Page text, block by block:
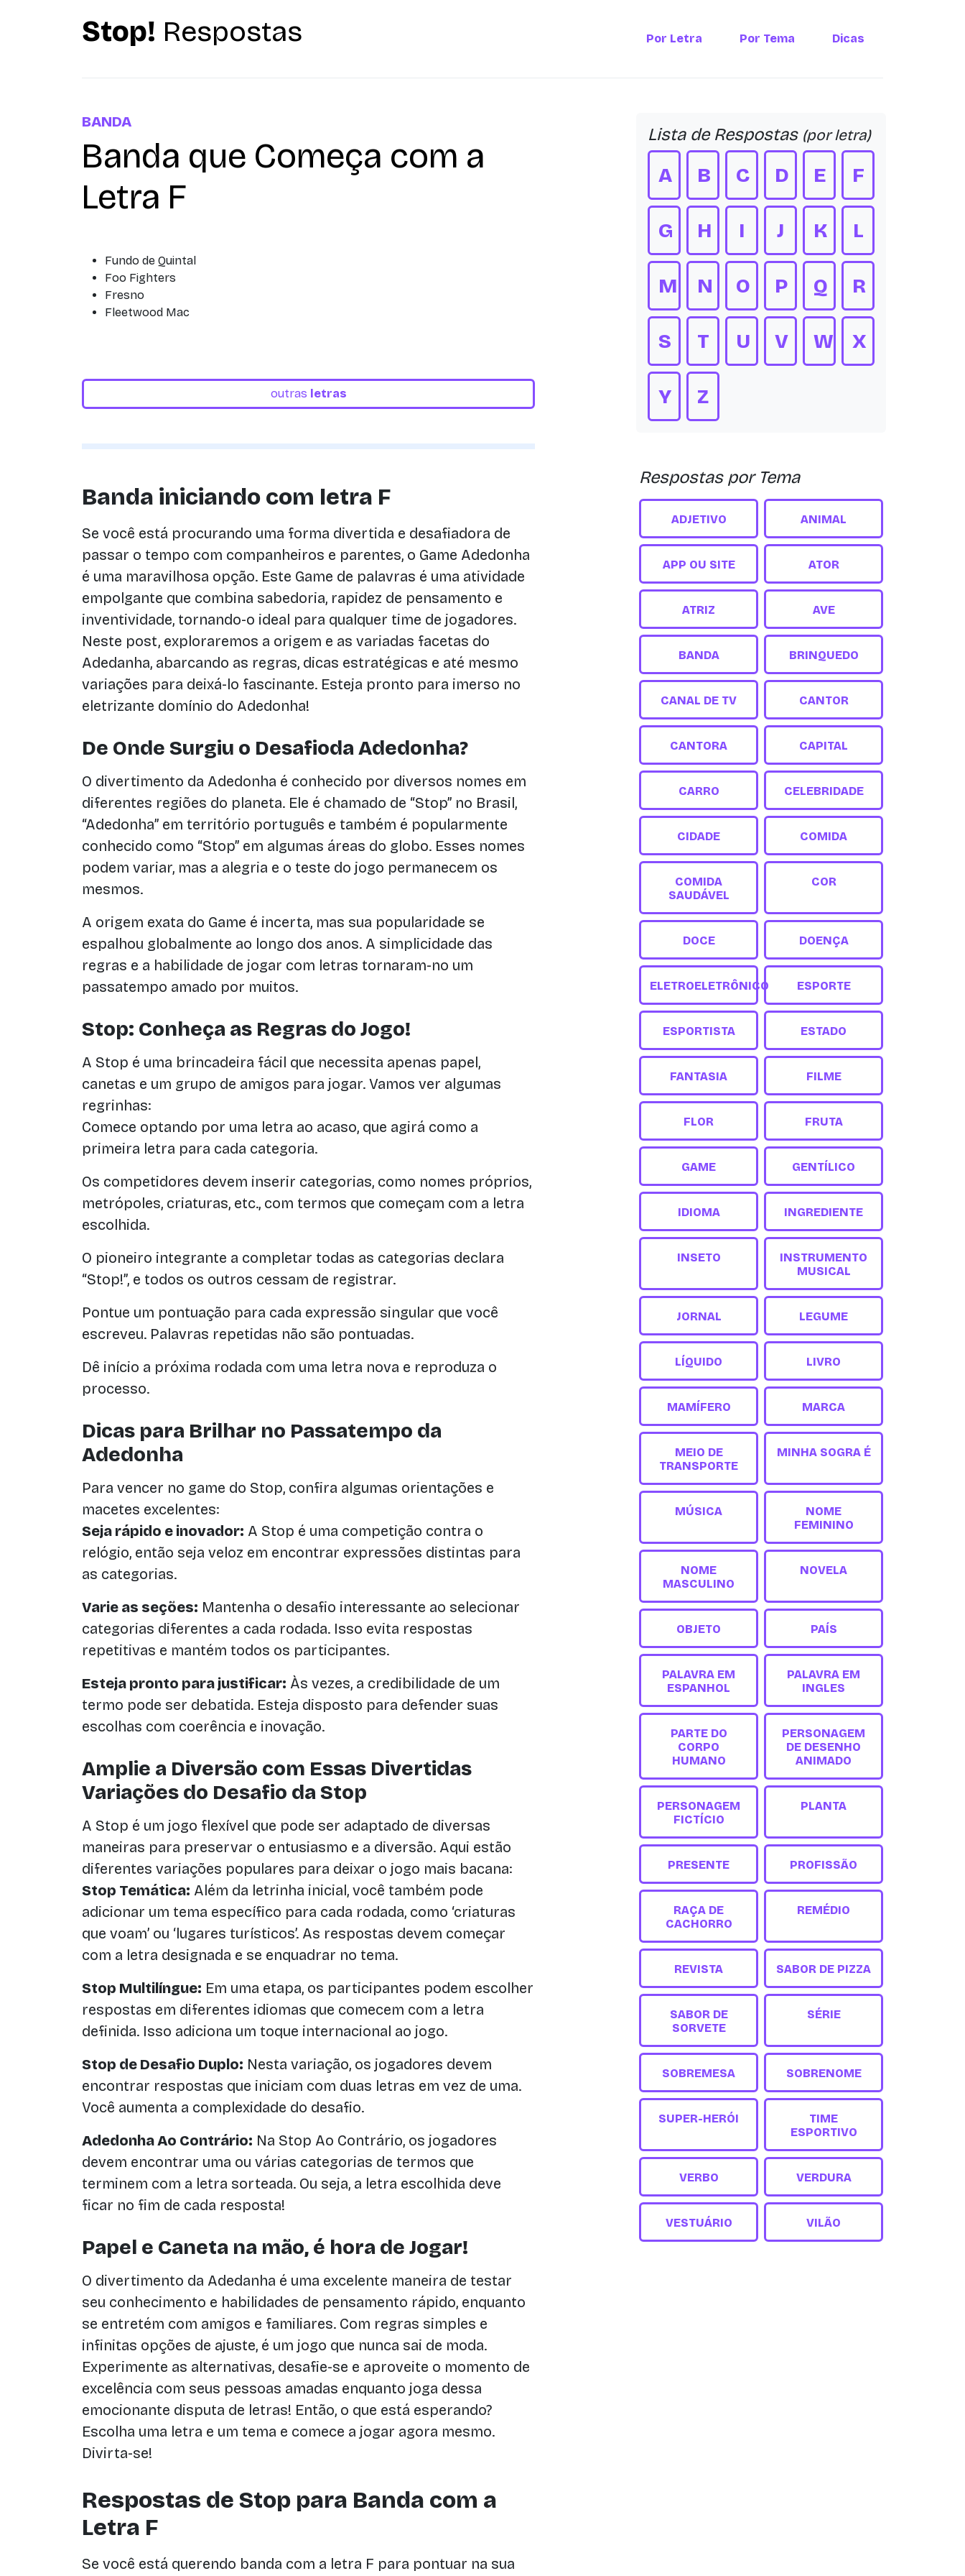
Stop! Respostas Por Letra Por Tema Dicas
BANDA
Banda que Começa com a
Letra F
Fundo de Quintal
Foo Fighters
Fresno
Fleetwood Mac
outras letras
Banda iniciando com letra F
Se você está procurando uma forma divertida e desafiadora de
passar o tempo com companheiros e parentes, o Game Adedonha
é uma maravilhosa opção. Este Game de palavras é uma atividade
empolgante que combina sabedoria, rapidez de pensamento e
inventividade, tornando-o ideal para qualquer time de jogadores.
Neste post, exploraremos a origem e as variadas facetas do
Adedanha, abarcando as regras, dicas estratégicas e até mesmo
variações para deixá-lo fascinante. Esteja pronto para imerso no
eletrizante domínio do Adedonha!
De Onde Surgiu o Desafioda Adedonha?
O divertimento da Adedonha é conhecido por diversos nomes em
diferentes regiões do planeta. Ele é chamado de “Stop” no Brasil,
“Adedonha” em território português e também é popularmente
conhecido como “Stop” em algumas áreas do globo. Esses nomes
podem variar, mas a alegria e o teste do jogo permanecem os
mesmos.
A origem exata do Game é incerta, mas sua popularidade se
espalhou globalmente ao longo dos anos. A simplicidade das
regras e a habilidade de jogar com letras tornaram-no um
passatempo amado por muitos.
Stop: Conheça as Regras do Jogo!
A Stop é uma brincadeira fácil que necessita apenas papel,
canetas e um grupo de amigos para jogar. Vamos ver algumas
regrinhas:
Comece optando por uma letra ao acaso, que agirá como a
primeira letra para cada categoria.
Os competidores devem inserir categorias, como nomes próprios,
metrópoles, criaturas, etc., com termos que começam com a letra
escolhida.
O pioneiro integrante a completar todas as categorias declara
“Stop!”, e todos os outros cessam de registrar.
Pontue um pontuação para cada expressão singular que você
escreveu. Palavras repetidas não são pontuadas.
Dê início a próxima rodada com uma letra nova e reproduza o
processo.
Dicas para Brilhar no Passatempo da
Adedonha
Para vencer no game do Stop, confira algumas orientações e
macetes excelentes:
Seja rápido e inovador: A Stop é uma competição contra o
relógio, então seja veloz em encontrar expressões distintas para
as categorias.
Varie as seções: Mantenha o desafio interessante ao selecionar
categorias diferentes a cada rodada. Isso evita respostas
repetitivas e mantém todos os participantes.
Esteja pronto para justificar: Às vezes, a credibilidade de um
termo pode ser debatida. Esteja disposto para defender suas
escolhas com coerência e inovação.
Amplie a Diversão com Essas Divertidas
Variações do Desafio da Stop
A Stop é um jogo flexível que pode ser adaptado de diversas
maneiras para preservar o entusiasmo e a diversão. Aqui estão
diferentes variações populares para deixar o jogo mais bacana:
Stop Temática: Além da letrinha inicial, você também pode
adicionar um tema específico para cada rodada, como ‘criaturas
que voam’ ou ‘lugares turísticos’. As respostas devem começar
com a letra designada e se enquadrar no tema.
Stop Multilíngue: Em uma etapa, os participantes podem escolher
respostas em diferentes idiomas que comecem com a letra
definida. Isso adiciona um toque internacional ao jogo.
Stop de Desafio Duplo: Nesta variação, os jogadores devem
encontrar respostas que iniciam com duas letras em vez de uma.
Você aumenta a complexidade do desafio.
Adedonha Ao Contrário: Na Stop Ao Contrário, os jogadores
devem encontrar uma ou várias categorias de termos que
terminem com a letra sorteada. Ou seja, a letra escolhida deve
ficar no fim de cada resposta!
Papel e Caneta na mão, é hora de Jogar!
O divertimento da Adedanha é uma excelente maneira de testar
seu conhecimento e habilidades de pensamento rápido, enquanto
se entretém com amigos e familiares. Com regras simples e
infinitas opções de ajuste, é um jogo que nunca sai de moda.
Experimente as alternativas, desafie-se e aproveite o momento de
excelência com seus pessoas amadas enquanto joga dessa
emocionante disputa de letras! Então, o que está esperando?
Escolha uma letra e um tema e comece a jogar agora mesmo.
Divirta-se!
Respostas de Stop para Banda com a
Letra F
Se você está querendo banda com a letra F para pontuar na sua
Lista de Respostas (por letra)
A B C D E F
G H I J K L
M N O P Q R
S T U V W X
Y Z
Respostas por Tema
ADJETIVO ANIMAL
APP OU SITE ATOR
ATRIZ AVE
BANDA BRINQUEDO
CANAL DE TV CANTOR
CANTORA CAPITAL
CARRO CELEBRIDADE
CIDADE COMIDA
COMIDA
SAUDÁVEL
COR
DOCE DOENÇA
ELETROELETRÔNICO ESPORTE
ESPORTISTA ESTADO
FANTASIA FILME
FLOR FRUTA
GAME GENTÍLICO
IDIOMA INGREDIENTE
INSETO
INSTRUMENTO
MUSICAL
JORNAL LEGUME
LÍQUIDO LIVRO
MAMÍFERO MARCA
MEIO DE
TRANSPORTE
MINHA SOGRA É
MÚSICA
NOME
FEMININO
NOME
MASCULINO
NOVELA
OBJETO PAÍS
PALAVRA EM
ESPANHOL
PALAVRA EM
INGLES
PARTE DO
CORPO
HUMANO
PERSONAGEM
DE DESENHO
ANIMADO
PERSONAGEM
FICTÍCIO
PLANTA
PRESENTE PROFISSÃO
RAÇA DE
CACHORRO
REMÉDIO
REVISTA SABOR DE PIZZA
SABOR DE
SORVETE
SÉRIE
SOBREMESA SOBRENOME
SUPER-HERÓI
TIME
ESPORTIVO
VERBO VERDURA
VESTUÁRIO VILÃO